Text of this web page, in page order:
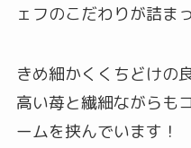
ェフのこだわりが詰ま
きめ細かくくちどけの
高い苺と繊細ながらも
ームを挟んでいます！